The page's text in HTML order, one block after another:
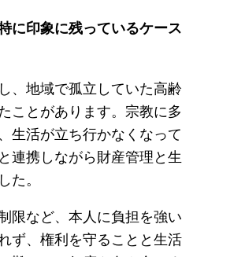
印象に残っているケース
、地域で孤立していた高齢
ことがあります。宗教に多
生活が立ち行かなくなって
連携しながら財産管理と生
た。
限など、本人に負担を強い
ず、権利を守ることと生活